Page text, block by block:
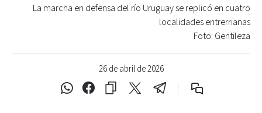
26 de abril de 2026
La marcha en defensa del río Uruguay se replicó en cuatro
localidades entrerrianas
Foto: Gentileza